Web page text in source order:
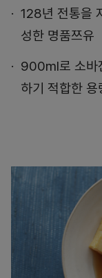
128년 전통을
성한 명품쯔유
900ml로 소바
하기 적합한 용